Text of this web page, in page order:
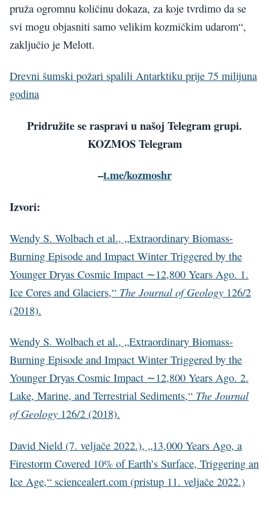
pruža ogromnu količinu dokaza, za koje tvrdimo da se
svi mogu objasniti samo velikim kozmičkim udarom“,
zaključio je Melott.
Drevni šumski požari spalili Antarktiku prije 75 milijuna
godina
Pridružite se raspravi u našoj Telegram grupi.
KOZMOS Telegram
–t.me/kozmoshr
Izvori:
Wendy S. Wolbach et al., „Extraordinary Biomass-
Burning Episode and Impact Winter Triggered by the
Younger Dryas Cosmic Impact ∼12,800 Years Ago. 1.
Ice Cores and Glaciers,“ The Journal of Geology 126/2
(2018).
Wendy S. Wolbach et al., „Extraordinary Biomass-
Burning Episode and Impact Winter Triggered by the
Younger Dryas Cosmic Impact ∼12,800 Years Ago. 2.
Lake, Marine, and Terrestrial Sediments,“ The Journal
of Geology 126/2 (2018).
David Nield (7. veljače 2022.), „13,000 Years Ago, a
Firestorm Covered 10% of Earth’s Surface, Triggering an
Ice Age,“ sciencealert.com (pristup 11. veljače 2022.)